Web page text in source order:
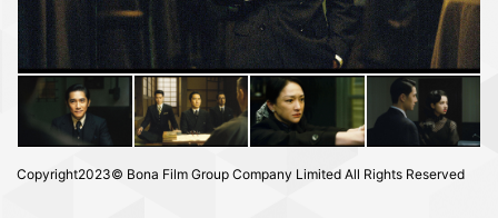
Copyright2023© Bona Film Group Company Limited All Rights Reserved